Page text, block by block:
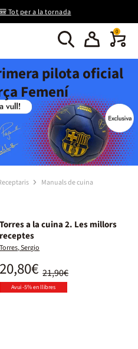
Tot per a la tornada
0
pilota oficial
Femení
Manuals de cuina
Torres a la cuina 2. Les millors
receptes
Torres, Sergio
21,90€
20,80€
Avui -5% en llibres